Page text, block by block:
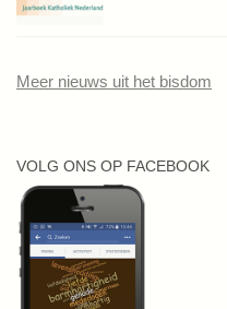
Meer nieuws uit het bisdom
VOLG ONS OP FACEBOOK